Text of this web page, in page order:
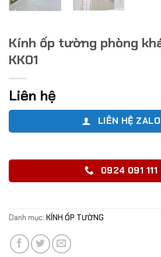
Kính ốp tường phòng
KK01
Liên hệ
LIÊN HỆ ZALO
0924 091 111
Danh mục: KÍNH ỐP TƯỜNG